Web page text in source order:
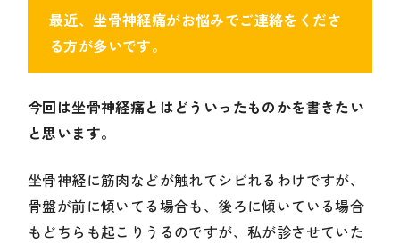
最近、坐骨神経痛がお悩みでご連絡をくださ
る方が多いです。
今回は坐骨神経痛とはどういったものかを書きたい
と思います。
坐骨神経に筋肉などが触れてシビれるわけですが、
骨盤が前に傾いてる場合も、後ろに傾いている場合
もどちらも起こりうるのですが、私が診させていた